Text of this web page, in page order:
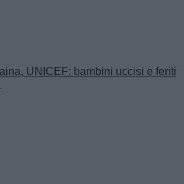
UNICEF: bambini uccisi e feriti